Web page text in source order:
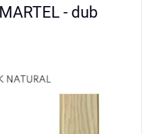
- dub